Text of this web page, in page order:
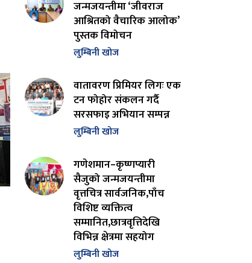
जन्मजयन्तीमा ‘जीवराज
आश्रितको वैचारिक आलोक’
पुस्तक विमोचन
लुम्बिनी खोज
वातावरण प्रिमियर लिगः एक
टन फोहोर संकलन गर्दै
सरसफाइ अभियान सम्पन्न
लुम्बिनी खोज
गणेशमान–कृष्णप्यारी
सैजुको जन्मजयन्तीमा
वृत्तचित्र सार्वजनिक,पाँच
विशिष्ट व्यक्तित्व
सम्मानित,छात्रवृत्तिदेखि
विभिन्न क्षेत्रमा सहयोग
लुम्बिनी खोज